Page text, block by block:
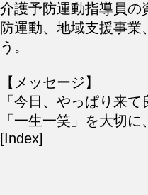
介護予防運動指導員の
防運動、地域支援事
う。
【メッセージ】
「今日、やっぱり来
「一生一笑」を大切
[Index]